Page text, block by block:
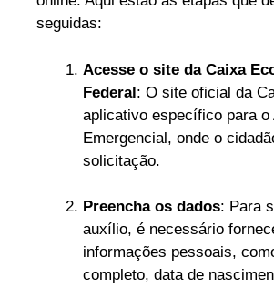
seguidas:
Acesse o site da Caixa
Federal: O site oficial da
aplicativo específico para o
Emergencial, onde o
solicitação.
Preencha os dados: Para
auxílio, é necessário
informações pessoais,
completo, data de